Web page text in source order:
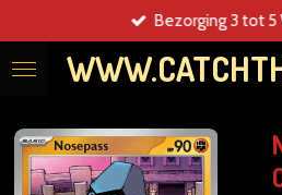
direct
naar
Bezorging 3 tot 5